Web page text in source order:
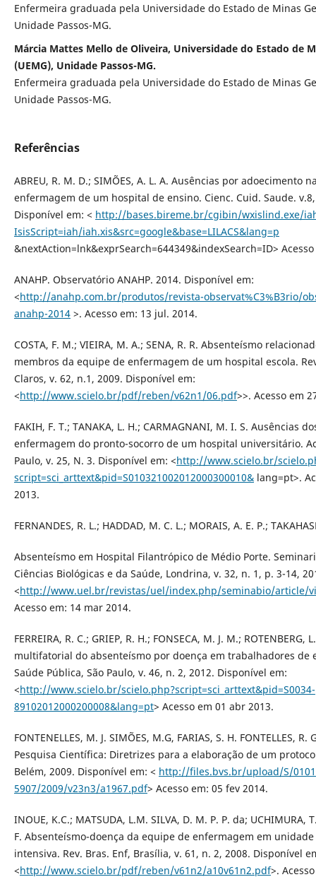
Enfermeira graduada pela Universidade do Estado de Minas
Unidade Passos-MG.
Márcia Mattes Mello de Oliveira, Universidade do Estado de
(UEMG), Unidade Passos-MG.
Enfermeira graduada pela Universidade do Estado de Minas
Unidade Passos-MG.
Referências
ABREU, R. M. D.; SIMÕES, A. L. A. Ausências por adoecimento
enfermagem de um hospital de ensino. Cienc. Cuid. Saude.
Disponível em: < http://bases.bireme.br/cgibin/wxislind.exe/
IsisScript=iah/iah.xis&src=google&base=LILACS&lang=p
&nextAction=lnk&exprSearch=644349&indexSearch=ID>
ANAHP. Observatório ANAHP. 2014. Disponível em:
<http://anahp.com.br/produtos/revista-observat%C3%B3rio/
anahp-2014>. Acesso em: 13 jul. 2014.
COSTA, F. M.; VIEIRA, M. A.; SENA, R. R. Absenteísmo
membros da equipe de enfermagem de um hospital escola.
Claros, v. 62, n.1, 2009. Disponível em:
<http://www.scielo.br/pdf/reben/v62n1/06.pdf>>. Acesso em
FAKIH, F. T.; TANAKA, L. H.; CARMAGNANI, M. I. S. Ausências
enfermagem do pronto-socorro de um hospital universitário.
Paulo, v. 25, N. 3. Disponível em: <http://www.scielo.br/
script=sci_arttext&pid=S010321002012000300010&lang=pt>.
2013.
FERNANDES, R. L.; HADDAD, M. C. L.; MORAIS, A. E. P.;
Absenteísmo em Hospital Filantrópico de Médio Porte.
Ciências Biológicas e da Saúde, Londrina, v. 32, n. 1, p. 3-14,
<http://www.uel.br/revistas/uel/index.php/seminabio/article/
Acesso em: 14 mar 2014.
FERREIRA, R. C.; GRIEP, R. H.; FONSECA, M. J. M.; ROTENBERG,
multifatorial do absenteísmo por doença em trabalhadores de
Saúde Pública, São Paulo, v. 46, n. 2, 2012. Disponível em:
<http://www.scielo.br/scielo.php?script=sci_arttext&pid=S0034-
89102012000200008&lang=pt> Acesso em 01 abr 2013.
FONTENELLES, M. J. SIMÕES, M.G, FARIAS, S. H. FONTELLES,
Pesquisa Científica: Diretrizes para a elaboração de um
Belém, 2009. Disponível em: < http://files.bvs.br/upload/S/
5907/2009/v23n3/a1967.pdf> Acesso em: 05 fev 2014.
INOUE, K.C.; MATSUDA, L.M. SILVA, D. M. P. P. da; UCHIMURA,
F. Absenteísmo-doença da equipe de enfermagem em
intensiva. Rev. Bras. Enf, Brasília, v. 61, n. 2, 2008. Disponível
<http://www.scielo.br/pdf/reben/v61n2/a10v61n2.pdf>.